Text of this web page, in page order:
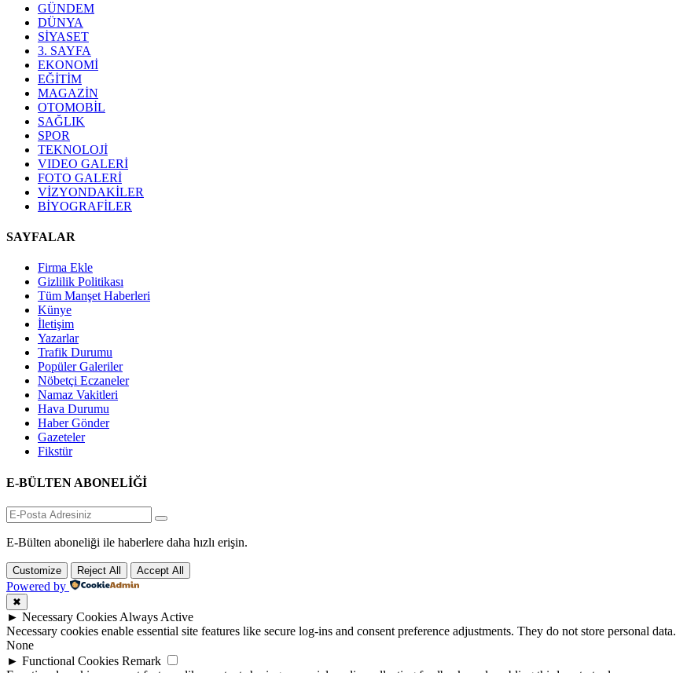
GÜNDEM
DÜNYA
SİYASET
3. SAYFA
EKONOMİ
EĞİTİM
MAGAZİN
OTOMOBİL
SAĞLIK
SPOR
TEKNOLOJİ
VIDEO GALERİ
FOTO GALERİ
VİZYONDAKİLER
BİYOGRAFİLER
SAYFALAR
Firma Ekle
Gizlilik Politikası
Tüm Manşet Haberleri
Künye
İletişim
Yazarlar
Trafik Durumu
Popüler Galeriler
Nöbetçi Eczaneler
Namaz Vakitleri
Hava Durumu
Haber Gönder
Gazeteler
Fikstür
E-BÜLTEN ABONELİĞİ
E-Bülten aboneliği ile haberlere daha hızlı erişin.
Customize Reject All Accept All
Powered by
✖
► Necessary Cookies Always Active
Necessary cookies enable essential site features like secure log-ins and consent preference adjustments. They do not store personal data.
None
► Functional Cookies Remark